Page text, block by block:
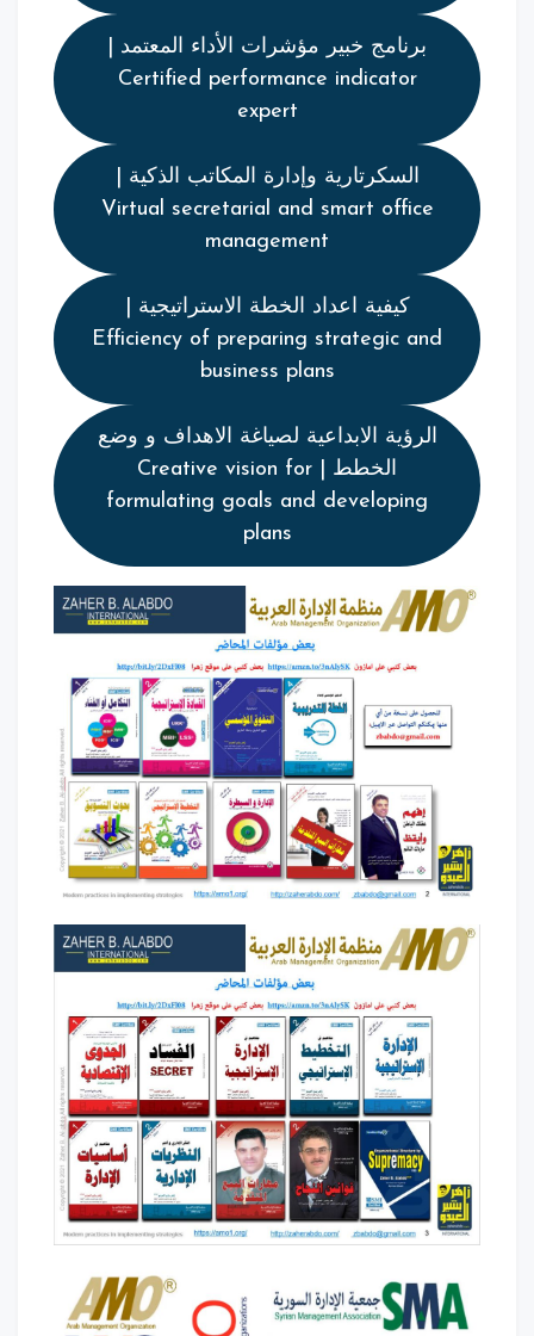
برنامج خبير مؤشرات الأداء المعتمد |
Certified performance indicator
expert
السكرتارية وإدارة المكاتب الذكية |
Virtual secretarial and smart office
management
كيفية اعداد الخطة الاستراتيجية |
Efficiency of preparing strategic and
business plans
الرؤية الابداعية لصياغة الاهداف و وضع
الخطط | Creative vision for
formulating goals and developing
plans